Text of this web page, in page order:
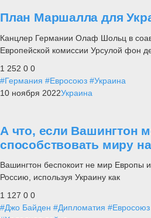
План Маршалла для
Канцлер Германии Олаф Шольц в
Европейской комиссии Урсулой фон
1 252 0 0
#Германия #Евросоюз #Украина
10 ноября 2022Украина
А что, если Вашингтон
способствовать миру
Вашингтон беспокоит не мир Европы
Россию, используя Украину как
1 127 0 0
#Джо Байден #Дипломатия #Евросоюз